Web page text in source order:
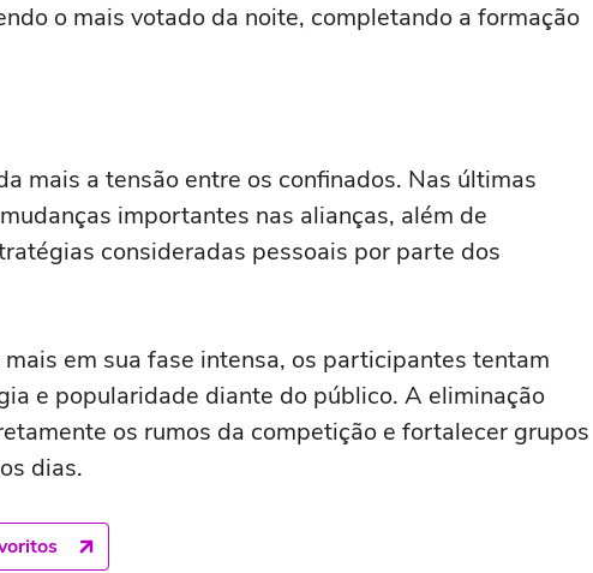
o mais votado da noite, completando a formação
mais a tensão entre os confinados. Nas últimas
importantes nas alianças, além de
consideradas pessoais por parte dos
em sua fase intensa, os participantes tentam
e popularidade diante do público. A eliminação
os rumos da competição e fortalecer grupos
dias.